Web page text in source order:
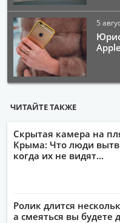
5
ЧИТАЙТЕ ТАКЖЕ
Скрытая камера на
Крыма: Что люди
когда их не видят...
Ролик длится
а смеяться вы будете